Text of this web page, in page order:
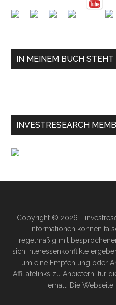
IN MEINEM BUCH
INVESTRESEARCH
Copyright © 2026 -
Informationen können
regelmäßig mit
sich Interessenkonflikte
um eine Empfehlung oder
Affiliatelinks zu Anbietern, für
erhält. Die